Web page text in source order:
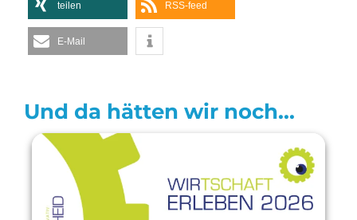
teilen RSS-feed
E-Mail
Und da hätten wir noch...